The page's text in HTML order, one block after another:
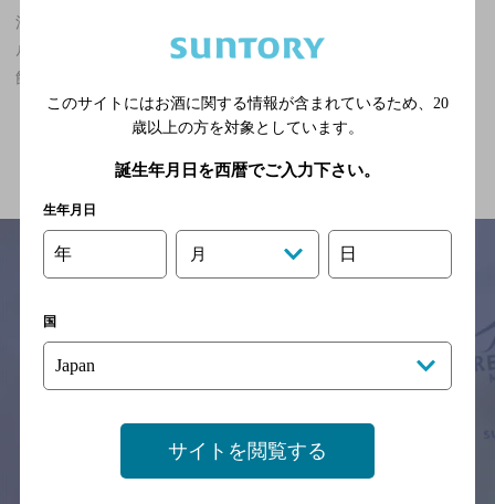
渋谷駅(東京都)周辺500m,エスニック・無国籍,ザ・プレミアム・モ
ルツが飲める,大勢で楽しめる,5,000円以上～7,000円未満,個室あり/
飲み放題ありの神泡達人店
※それぞれのお店のメニューや営業時間などの掲載情報については、
念のためお店にご確認の上ご来店くださいますようお願い申し上げま
情報提供：ぐるなび
このサイトにはお酒に関する情報が含まれているため、 20
歳以上の方を対象としています。
誕生年月日を西暦でご入力下さい。
生年月日
年 月 日
国
サイトを閲覧する